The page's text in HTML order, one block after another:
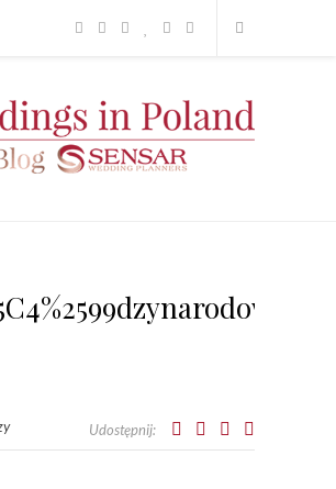
Udostępnij: